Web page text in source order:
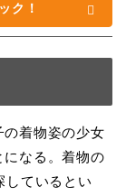
ク！
の着物姿の少女
になる。着物の
しているとい